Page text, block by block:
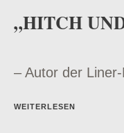
„HITCH
– Autor der
WEITERLESEN